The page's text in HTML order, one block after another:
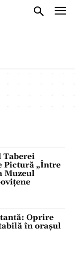
Taberei
Pictură „Între
Muzeul
Oprire
în orașul